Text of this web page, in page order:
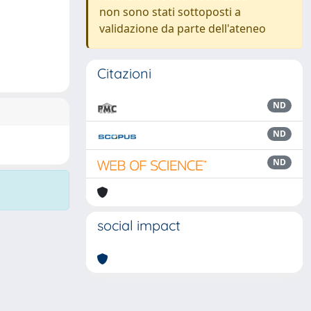
non sono stati sottoposti a
validazione da parte dell'ateneo
Citazioni
ND
ND
ND
social impact